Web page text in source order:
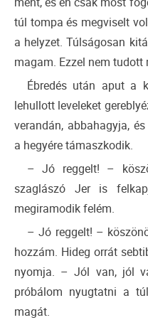
túl tompa és megviselt
a helyzet. Túlságosan
magam. Ezzel nem tudott
Ébredés után aput a
lehullott leveleket
verandán, abbahagyja,
a hegyére támaszkodik.
– Jó reggelt! –
szaglászó Jer is
megiramodik felém.
– Jó reggelt! –
hozzám. Hideg orrát
nyomja. – Jól van, jól
próbálom nyugtatni a
magát.